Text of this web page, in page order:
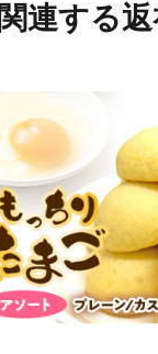
関連する